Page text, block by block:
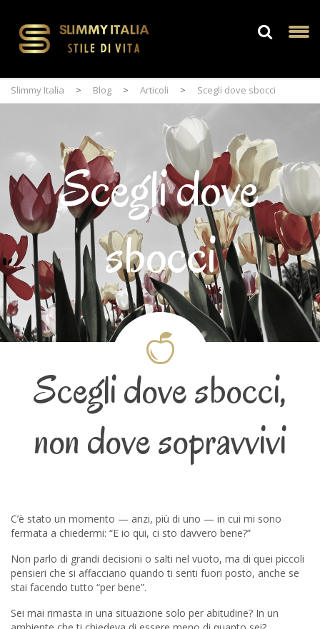
Slimmy Italia > Blog > Articoli > Scegli dove sbocci
Scegli dove
sbocci
Scegli dove sbocci,
non dove sopravvivi
C’è stato un momento — anzi, più di uno — in cui mi sono
fermata a chiedermi: “E io qui, ci sto davvero bene?”
Non parlo di grandi decisioni o salti nel vuoto, ma di quei piccoli
pensieri che si affacciano quando ti senti fuori posto, anche se
stai facendo tutto “per bene”.
Sei mai rimasta in una situazione solo per abitudine? In un